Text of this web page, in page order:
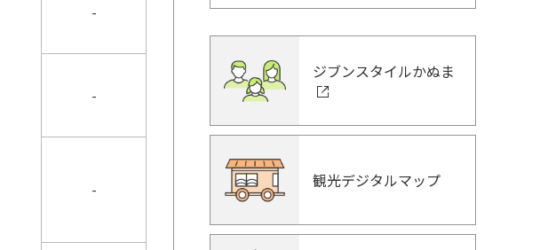
-
-
-
ジブンスタイルかぬま
観光デジタルマップ